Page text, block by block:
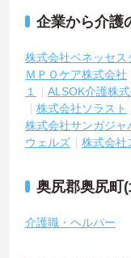
企業から介護
株式会社ベネッセス
ＭＰＯケア株式会社
１
ALSOK介護株
株式会社ソラスト
株式会社サンガジャ
ウェルズ
株式会社
奥尻郡奥尻町
介護職・ヘルパー